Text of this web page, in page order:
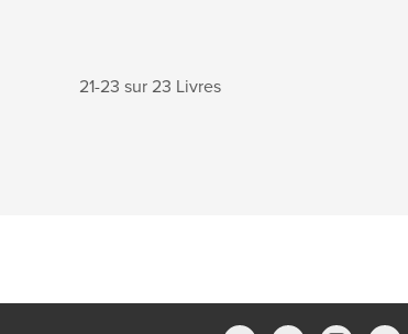
21-23 sur 23 Livres